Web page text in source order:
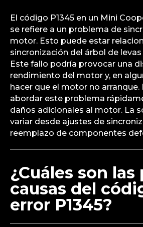
El código P1345 en un Mini
se refiere a un problema de
motor. Esto puede estar
sincronización del árbol de levas
Este fallo podría provocar una
rendimiento del motor y, en
hacer que el motor no
abordar este problema
daños adicionales al motor. La
variar desde ajustes de
reemplazo de componentes
¿Cuáles son
causas del
error P1345?